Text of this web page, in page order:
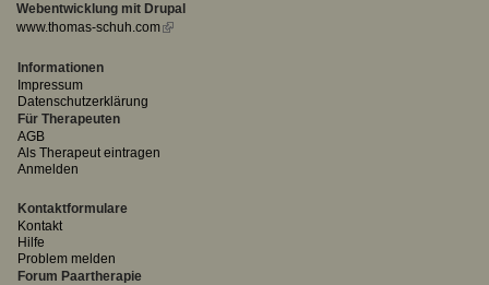
Webentwicklung mit Drupal
www.thomas-schuh.com(link
Informationen
Impressum
Datenschutzerklärung
Für Therapeuten
AGB
Als Therapeut eintragen
Anmelden
Kontaktformulare
Kontakt
Hilfe
Problem melden
Forum Paartherapie